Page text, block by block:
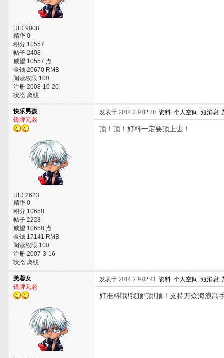
UID 9008
精华 0
积分 10557
帖子 2408
威望 10557 点
金钱 20670 RMB
阅读权限 100
注册 2008-10-20
状态 离线
快乐男孩
银牌元老
UID 2623
精华 0
积分 10658
帖子 2228
威望 10658 点
金钱 17141 RMB
阅读权限 100
注册 2007-3-16
状态 离线
发表于 2014-2-9 02:40 资料 个人空间 短消息
顶！顶！好料一定要顶上去！
芙蓉女
银牌元老
发表于 2014-2-9 02:41 资料 个人空间 短消息
好准料哦!我顶!顶!顶！支持万众海浪高